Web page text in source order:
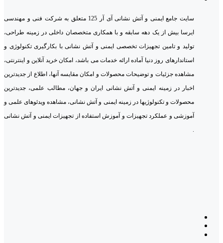
سایت جامع ایمنی و آتش نشانی آی آر 125 متعلق به شرکت فنی و مهندسی
ایرسا بیش از یک دهه سابقه و با همکاری متخصصان داخلی در زمینه طراحی،
تولید و تامین تجهیزات تخصصی ایمنی و آتش نشانی با بکارگیری تکنولوژی و
استاندارهای روز دنیا آماده ارائه خدمات می باشد، امکان خرید آنلاین و اینترنتی،
مشاهده جزئیات و توضیحات محصولات و امکان مقایسه آنها، اطلاع از جدیدترین
اخبار در زمینه ایمنی و آتش نشانی ایران و جهان، مطالب علمی، جدیدترین
محصولات و تکنولوژیها در زمینه ایمنی و آتش نشانی، مشاهده ویدئوهای علمی و
آموزشی و عملکرد تجهیزات و آموزش استفاده از تجهیزات ایمنی و آتش نشانی
.